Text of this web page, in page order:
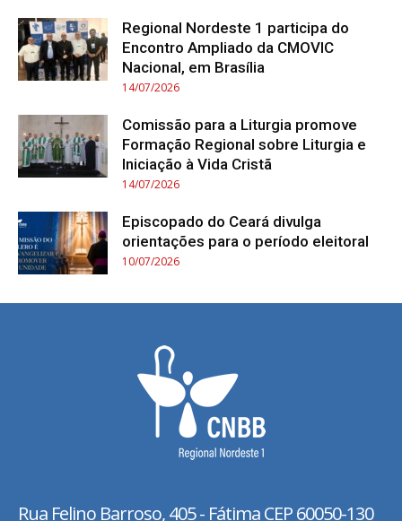
Regional Nordeste 1 participa do
Encontro Ampliado da CMOVIC
Nacional, em Brasília
14/07/2026
Comissão para a Liturgia promove
Formação Regional sobre Liturgia e
Iniciação à Vida Cristã
14/07/2026
Episcopado do Ceará divulga
orientações para o período eleitoral
10/07/2026
Rua Felino Barroso, 405 - FátimaCEP 60050-130